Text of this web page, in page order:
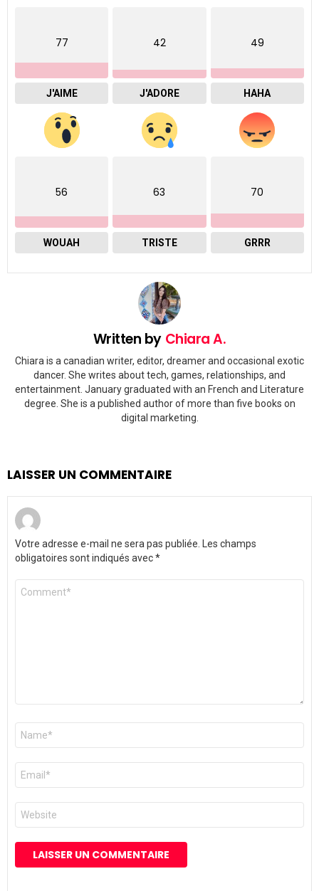
77
J'AIME
42
J'ADORE
49
HAHA
56
WOUAH
63
TRISTE
70
GRRR
Written by Chiara A.
Chiara is a canadian writer, editor, dreamer and occasional exotic
dancer. She writes about tech, games, relationships, and
entertainment. January graduated with an French and Literature
degree. She is a published author of more than five books on
digital marketing.
LAISSER UN COMMENTAIRE
Votre adresse e-mail ne sera pas publiée.
Les champs
obligatoires sont indiqués avec*
Commentaire
Nom
E-
mail
*
Site
web